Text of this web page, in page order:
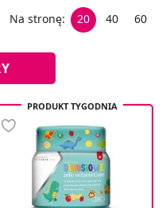
Na stronę: 20 40 60
PRODUKT TYGODNIA